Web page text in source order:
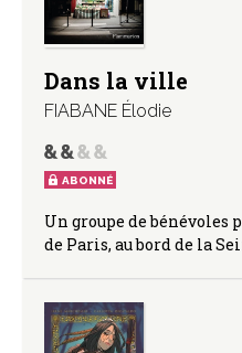
Dans la ville
FIABANE Élodie
ABONNÉ
Un groupe de bénévoles
de Paris, au bord de la